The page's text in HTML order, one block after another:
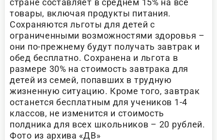
стране составляет в среднем 15% на все
товары, включая продукты питания.
Сохраняются льготы для детей с
ограниченными возможностями здоровья –
они по-прежнему будут получать завтрак и
обед бесплатно. Сохранена и льгота в
размере 30% на стоимость завтрака для
детей из семей, попавших в трудную
жизненную ситуацию. Кроме того, завтрак
останется бесплатным для учеников 1-4
классов, не изменится и стоимость
полдника для всех школьников – 20 рублей.
Фото из архива «ДВ»